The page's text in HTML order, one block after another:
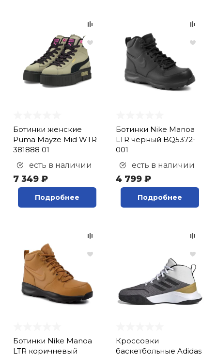
Ботинки женские
Puma Mayze Mid WTR
381888 01
есть в наличии
7 349 ₽
Подробнее
Ботинки Nike Manoa
LTR черный BQ5372-
001
есть в наличии
4 799 ₽
Подробнее
Ботинки Nike Manoa
LTR коричневый
Кроссовки
баскетбольные Adidas